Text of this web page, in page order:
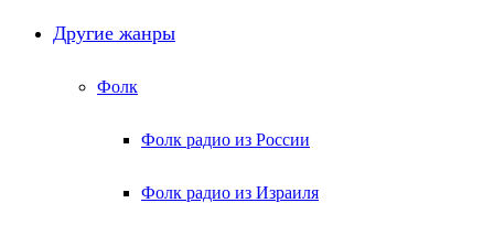
Другие жанры
Фолк
Фолк радио из России
Фолк радио из Израиля